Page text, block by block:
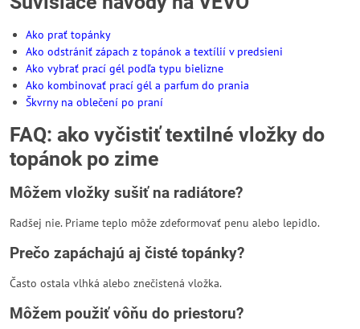
Ako prať topánky
Ako odstrániť zápach z topánok a textílií v predsieni
Ako vybrať prací gél podľa typu bielizne
Ako kombinovať prací gél a parfum do prania
Škvrny na oblečení po praní
FAQ: ako vyčistiť textilné vložky do
topánok po zime
Môžem vložky sušiť na radiátore?
Radšej nie. Priame teplo môže zdeformovať penu alebo lepidlo.
Prečo zapáchajú aj čisté topánky?
Často ostala vlhká alebo znečistená vložka.
Môžem použiť vôňu do priestoru?